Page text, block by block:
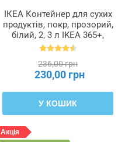
ІКЕА Контейнер для сухих
продуктів, покр, прозорий,
білий, 2, 3 л IKEA 365+,
900.667.08
236,00 грн
230,00 грн
У КОШИК
Акція